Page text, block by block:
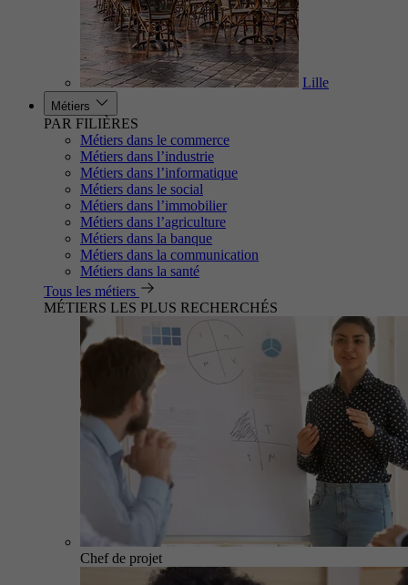
Lille
Métiers
PAR FILIÈRES
Métiers dans le commerce
Métiers dans l’industrie
Métiers dans l’informatique
Métiers dans le social
Métiers dans l’immobilier
Métiers dans l’agriculture
Métiers dans la banque
Métiers dans la communication
Métiers dans la santé
Tous les métiers
MÉTIERS LES PLUS RECHERCHÉS
Chef de projet